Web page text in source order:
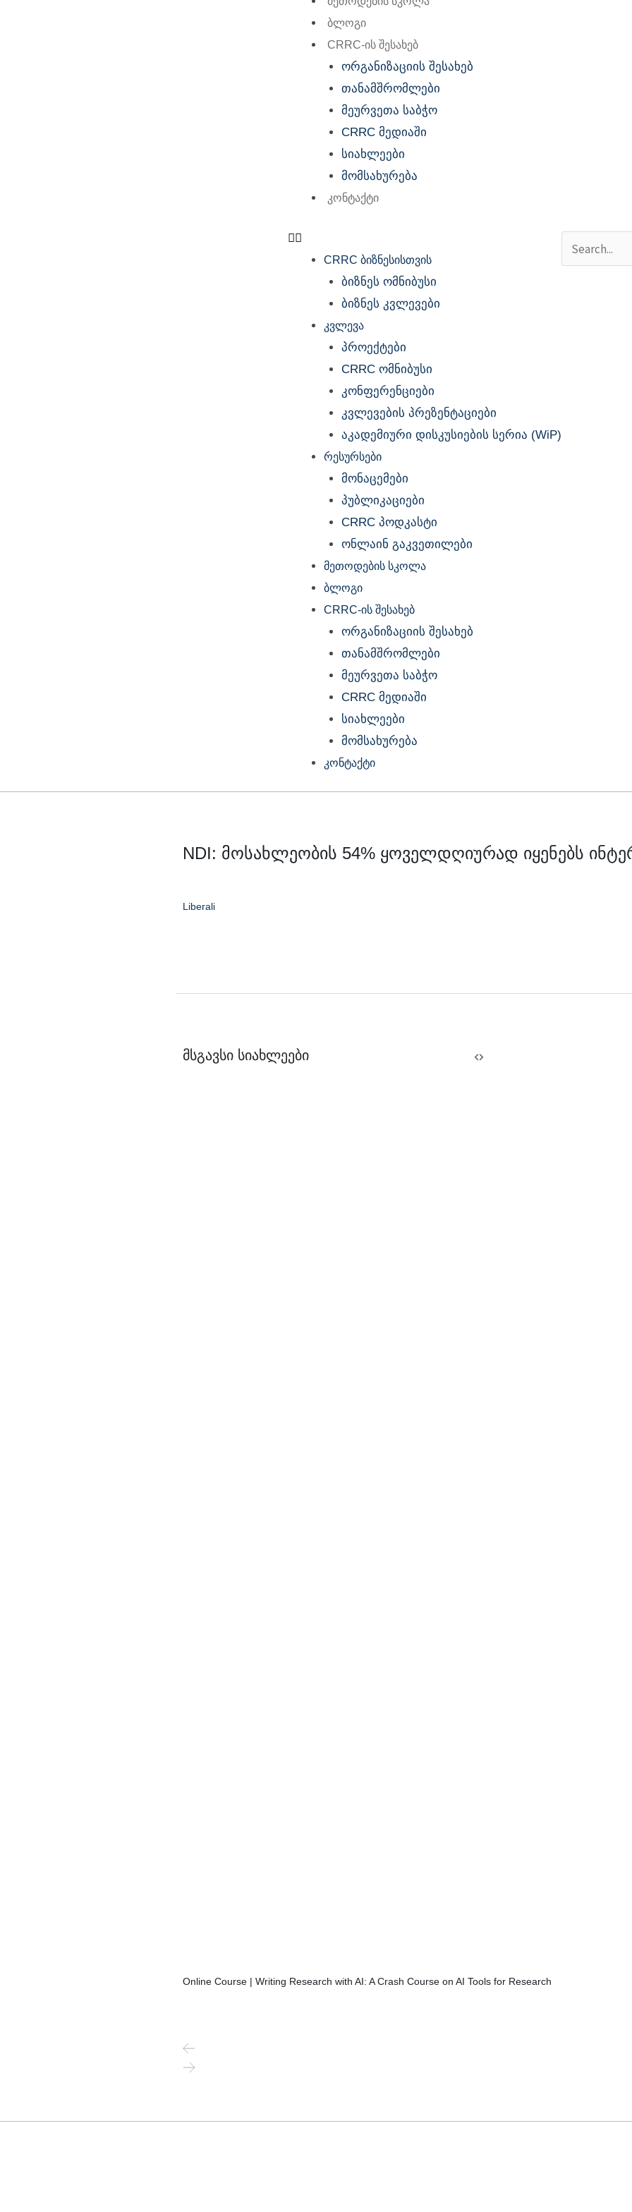
ბლოგი
CRRC-ის შესახებ
ორგანიზაციის შესახებ
თანამშრომლები
მეურვეთა საბჭო
CRRC მედიაში
სიახლეები
მომსახურება
კონტაქტი
CRRC ბიზნესისთვის
ბიზნეს ომნიბუსი
ბიზნეს კვლევები
კვლევა
პროექტები
CRRC ომნიბუსი
კონფერენციები
კვლევების პრეზენტაციები
აკადემიური დისკუსიების სერია (WiP)
რესურსები
მონაცემები
პუბლიკაციები
CRRC პოდკასტი
ონლაინ გაკვეთილები
მეთოდების სკოლა
ბლოგი
CRRC-ის შესახებ
ორგანიზაციის შესახებ
თანამშრომლები
მეურვეთა საბჭო
CRRC მედიაში
სიახლეები
მომსახურება
კონტაქტი
NDI: მოსახლეობის 54% ყოველდღიურად იყენებს
Liberali
მსგავსი სიახლეები
Online Course | Writing Research with AI: A Crash Course on AI Tools for Research